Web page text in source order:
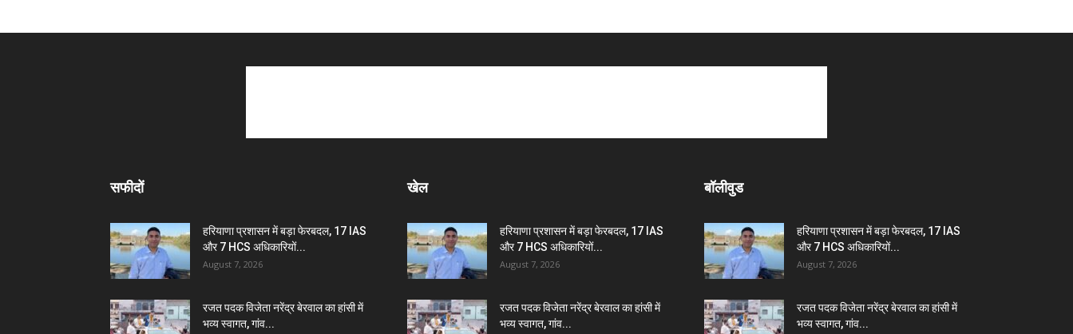
सफीदों
हरियाणा प्रशासन में बड़ा फेरबदल, 17 IAS
और 7 HCS अधिकारियों...
August 7, 2026
रजत पदक विजेता नरेंद्र बेरवाल का हांसी में
भव्य स्वागत, गांव...
खेल
हरियाणा प्रशासन में बड़ा फेरबदल, 17 IAS
और 7 HCS अधिकारियों...
August 7, 2026
रजत पदक विजेता नरेंद्र बेरवाल का हांसी में
भव्य स्वागत, गांव...
बॉलीवुड
हरियाणा प्रशासन में बड़ा फेरबदल, 17 IAS
और 7 HCS अधिकारियों...
August 7, 2026
रजत पदक विजेता नरेंद्र बेरवाल का हांसी में
भव्य स्वागत, गांव...